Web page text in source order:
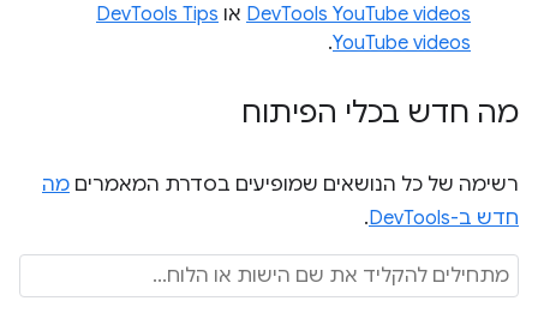
DevTools YouTube videos או DevTools Tips
YouTube videos
.
מה חדש בכלי הפיתוח
רשימה של כל הנושאים שמופיעים בסדרת המאמרים מה
חדש ב-DevTools
.